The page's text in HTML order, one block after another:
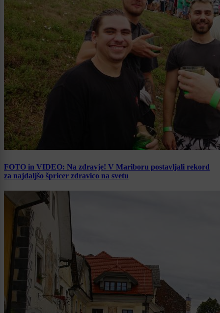
FOTO in VIDEO: Na zdravje! V Mariboru postavljali rekord
za najdaljšo špricer zdravico na svetu